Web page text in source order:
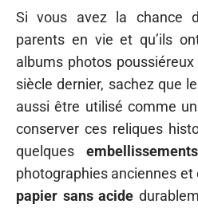
Si vous avez la chance
parents en vie et qu’ils
albums photos
siècle dernier, sachez que le
aussi être utilisé comme
conserver ces reliques
quelques
photographies anciennes et
papier sans acide